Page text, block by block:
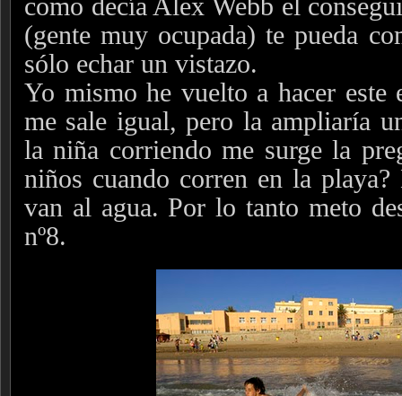
como decía Alex Webb el
(gente muy ocupada) te pueda
sólo echar un vistazo.
Yo mismo he vuelto a hacer este
me sale igual, pero la ampliaría
la niña corriendo me surge la
niños cuando corren en la playa?
van al agua. Por lo tanto meto
nº8.